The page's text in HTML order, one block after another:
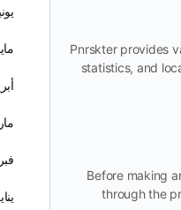
Pnrskter provides
statistics, and
Before making
through the
يونيو
مايو
يناير